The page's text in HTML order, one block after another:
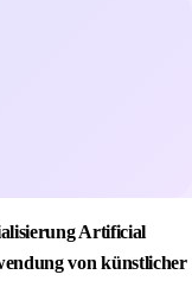
Artificial
von künstlicher